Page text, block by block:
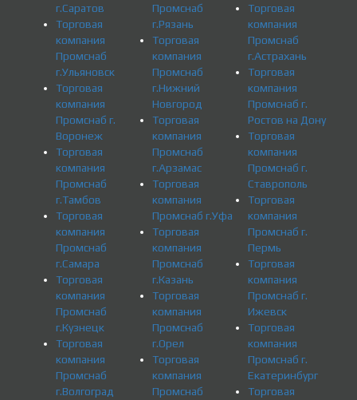
г.Саратов
Торговая
компания
Промснаб
г.Ульяновск
Торговая
компания
Промснаб г.
Воронеж
Торговая
компания
Промснаб
г.Тамбов
Торговая
компания
Промснаб
г.Самара
Торговая
компания
Промснаб
г.Кузнецк
Торговая
компания
Промснаб
г.Волгоград
Промснаб
г.Рязань
Торговая
компания
Промснаб
г.Нижний
Новгород
Торговая
компания
Промснаб
г.Арзамас
Торговая
компания
Промснаб г.Уфа
Торговая
компания
Промснаб
г.Казань
Торговая
компания
Промснаб
г.Орел
Торговая
компания
Промснаб
Торговая
компания
Промснаб
г.Астрахань
Торговая
компания
Промснаб г.
Ростов на Дону
Торговая
компания
Промснаб г.
Ставрополь
Торговая
компания
Промснаб г.
Пермь
Торговая
компания
Промснаб г.
Ижевск
Торговая
компания
Промснаб г.
Екатеринбург
Торговая